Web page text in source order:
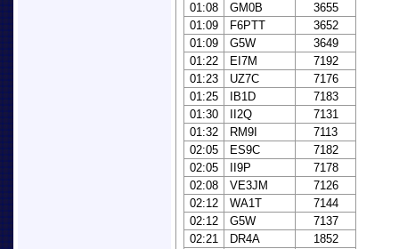
01:08
GM0B
3655
01:09
F6PTT
3652
01:09
G5W
3649
01:22
EI7M
7192
01:23
UZ7C
7176
01:25
IB1D
7183
01:30
II2Q
7131
01:32
RM9I
7113
02:05
ES9C
7182
02:05
II9P
7178
02:08
VE3JM
7126
02:12
WA1T
7144
02:12
G5W
7137
02:21
DR4A
1852